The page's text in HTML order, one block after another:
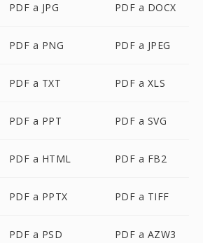
PDF a JPG PDF a DOCX
PDF a PNG PDF a JPEG
PDF a TXT PDF a XLS
PDF a PPT PDF a SVG
PDF a HTML PDF a FB2
PDF a PPTX PDF a TIFF
PDF a PSD PDF a AZW3